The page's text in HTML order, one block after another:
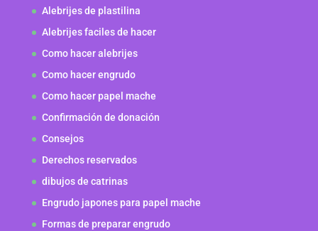
Alebrijes de plastilina
Alebrijes faciles de hacer
Como hacer alebrijes
Como hacer engrudo
Como hacer papel mache
Confirmación de donación
Consejos
Derechos reservados
dibujos de catrinas
Engrudo japones para papel mache
Formas de preparar engrudo